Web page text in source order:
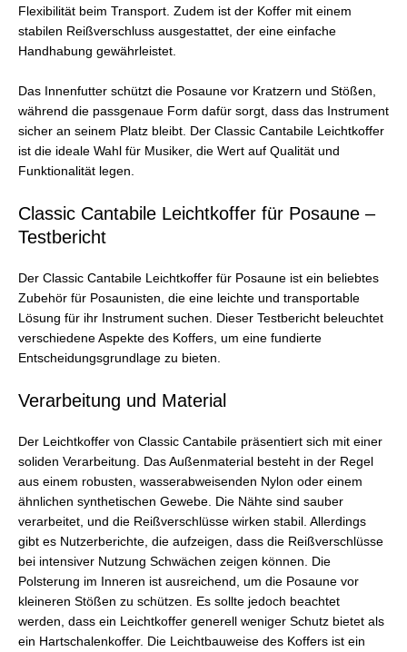
Flexibilität beim Transport. Zudem ist der Koffer mit einem
stabilen Reißverschluss ausgestattet, der eine einfache
Handhabung gewährleistet.
Das Innenfutter schützt die Posaune vor Kratzern und Stößen,
während die passgenaue Form dafür sorgt, dass das Instrument
sicher an seinem Platz bleibt. Der Classic Cantabile Leichtkoffer
ist die ideale Wahl für Musiker, die Wert auf Qualität und
Funktionalität legen.
Classic Cantabile Leichtkoffer für Posaune –
Testbericht
Der Classic Cantabile Leichtkoffer für Posaune ist ein beliebtes
Zubehör für Posaunisten, die eine leichte und transportable
Lösung für ihr Instrument suchen. Dieser Testbericht beleuchtet
verschiedene Aspekte des Koffers, um eine fundierte
Entscheidungsgrundlage zu bieten.
Verarbeitung und Material
Der Leichtkoffer von Classic Cantabile präsentiert sich mit einer
soliden Verarbeitung. Das Außenmaterial besteht in der Regel
aus einem robusten, wasserabweisenden Nylon oder einem
ähnlichen synthetischen Gewebe. Die Nähte sind sauber
verarbeitet, und die Reißverschlüsse wirken stabil. Allerdings
gibt es Nutzerberichte, die aufzeigen, dass die Reißverschlüsse
bei intensiver Nutzung Schwächen zeigen können. Die
Polsterung im Inneren ist ausreichend, um die Posaune vor
kleineren Stößen zu schützen. Es sollte jedoch beachtet
werden, dass ein Leichtkoffer generell weniger Schutz bietet als
ein Hartschalenkoffer. Die Leichtbauweise des Koffers ist ein